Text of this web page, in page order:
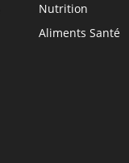
Nutrition
Aliments Santé